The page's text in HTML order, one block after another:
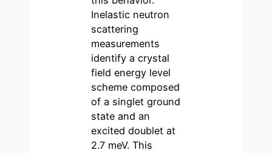
Inelastic neutron
scattering
measurements
identify a crystal
field energy level
scheme composed
of a singlet ground
state and an
excited doublet at
2.7 meV. This